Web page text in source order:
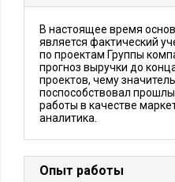
В настоящее время
является фактический
по проектам Группы
прогноз выручки до
проектов, чему
поспособствовал
работы в качестве
аналитика.
Опыт работы